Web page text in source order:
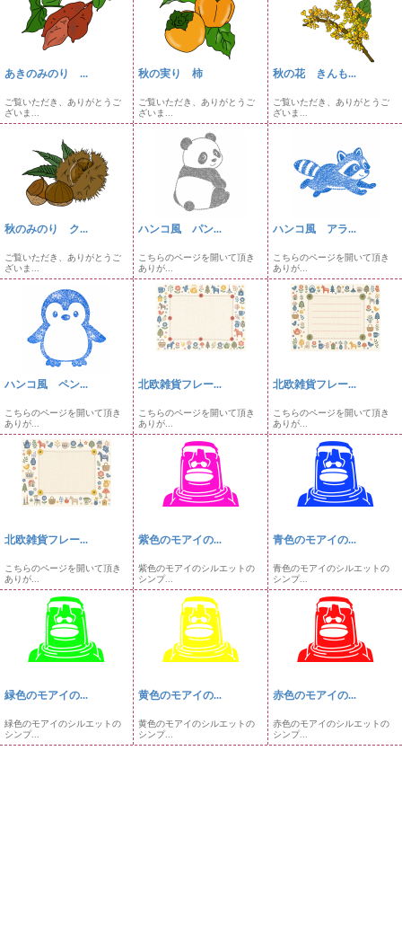
あきのみのり ...
ご覧いただき、ありがとうご
ざいま...
秋の実り 柿
ご覧いただき、ありがとうご
ざいま...
秋の花 きんも...
ご覧いただき、ありがとうご
ざいま...
秋のみのり ク...
ご覧いただき、ありがとうご
ざいま...
ハンコ風 パン...
こちらのページを開いて頂き
ありが...
ハンコ風 アラ...
こちらのページを開いて頂き
ありが...
ハンコ風 ペン...
こちらのページを開いて頂き
ありが...
北欧雑貨フレー...
こちらのページを開いて頂き
ありが...
北欧雑貨フレー...
こちらのページを開いて頂き
ありが...
北欧雑貨フレー...
こちらのページを開いて頂き
ありが...
紫色のモアイの...
紫色のモアイのシルエットの
シンプ...
青色のモアイの...
青色のモアイのシルエットの
シンプ...
緑色のモアイの...
緑色のモアイのシルエットの
シンプ...
黄色のモアイの...
黄色のモアイのシルエットの
シンプ...
赤色のモアイの...
赤色のモアイのシルエットの
シンプ...